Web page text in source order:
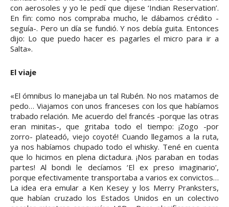
con aerosoles y yo le pedí que dijese ‘Indian Reservation’.
En fin: como nos compraba mucho, le dábamos crédito -
seguía-. Pero un día se fundió. Y nos debía guita. Entonces
dijo: Lo que puedo hacer es pagarles el micro para ir a
Salta».
El viaje
«El ómnibus lo manejaba un tal Rubén. No nos matamos de
pedo… Viajamos con unos franceses con los que habíamos
trabado relación. Me acuerdo del francés -porque las otras
eran minitas-, que gritaba todo el tiempo: ¡Zogo -por
zorro- plateadó, viejo coyoté! Cuando llegamos a la ruta,
ya nos habíamos chupado todo el whisky. Tené en cuenta
que lo hicimos en plena dictadura. ¡Nos paraban en todas
partes! Al bondi le decíamos ‘El ex preso imaginario’,
porque efectivamente transportaba a varios ex convictos…
La idea era emular a Ken Kesey y los Merry Pranksters,
que habían cruzado los Estados Unidos en un colectivo